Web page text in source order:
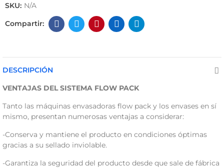
SKU: N/A
DESCRIPCIÓN
VENTAJAS DEL SISTEMA FLOW PACK
Tanto las máquinas envasadoras flow pack y los envases en sí
mismo, presentan numerosas ventajas a considerar:
-Conserva y mantiene el producto en condiciones óptimas
gracias a su sellado inviolable.
-Garantiza la seguridad del producto desde que sale de fábrica